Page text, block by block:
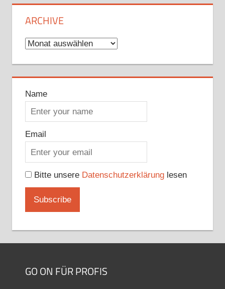
ARCHIVE
Archive
Name
Email
Bitte unsere Datenschutzerklärunglesen
GO ON FÜR PROFIS